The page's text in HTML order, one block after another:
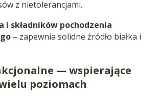
z nietolerancjami.
i składników pochodzenia
– zapewnia solidne źródło białka i
— wspierające
poziomach